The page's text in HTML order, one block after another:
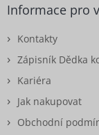
Informace pro
Kontakty
Zápisník Dědka
Kariéra
Jak nakupovat
Obchodní